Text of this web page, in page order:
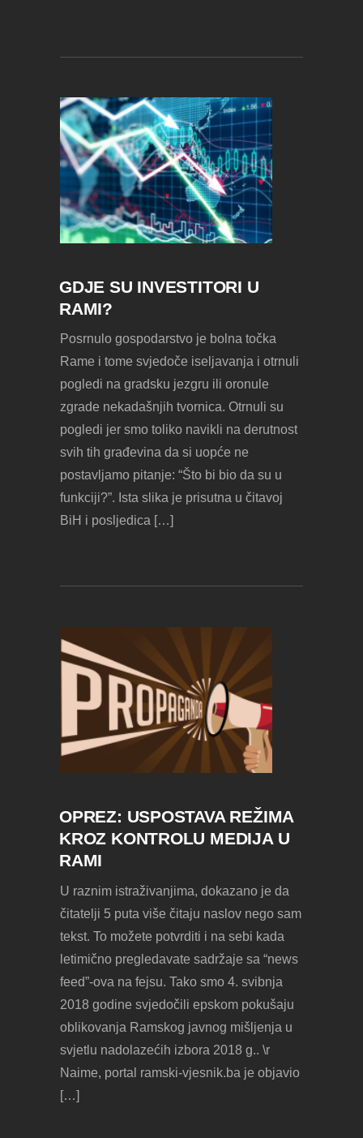
GDJE SU INVESTITORI U
RAMI?
Posrnulo gospodarstvo je bolna točka
Rame i tome svjedoče iseljavanja i otrnuli
pogledi na gradsku jezgru ili oronule
zgrade nekadašnjih tvornica. Otrnuli su
pogledi jer smo toliko navikli na derutnost
svih tih građevina da si uopće ne
postavljamo pitanje: “Što bi bio da su u
funkciji?”. Ista slika je prisutna u čitavoj
BiH i posljedica […]
OPREZ: USPOSTAVA REŽIMA
KROZ KONTROLU MEDIJA U
RAMI
U raznim istraživanjima, dokazano je da
čitatelji 5 puta više čitaju naslov nego sam
tekst. To možete potvrditi i na sebi kada
letimično pregledavate sadržaje sa “news
feed”-ova na fejsu. Tako smo 4. svibnja
2018 godine svjedočili epskom pokušaju
oblikovanja Ramskog javnog mišljenja u
svjetlu nadolazećih izbora 2018 g.. \r
Naime, portal ramski-vjesnik.ba je objavio
[…]